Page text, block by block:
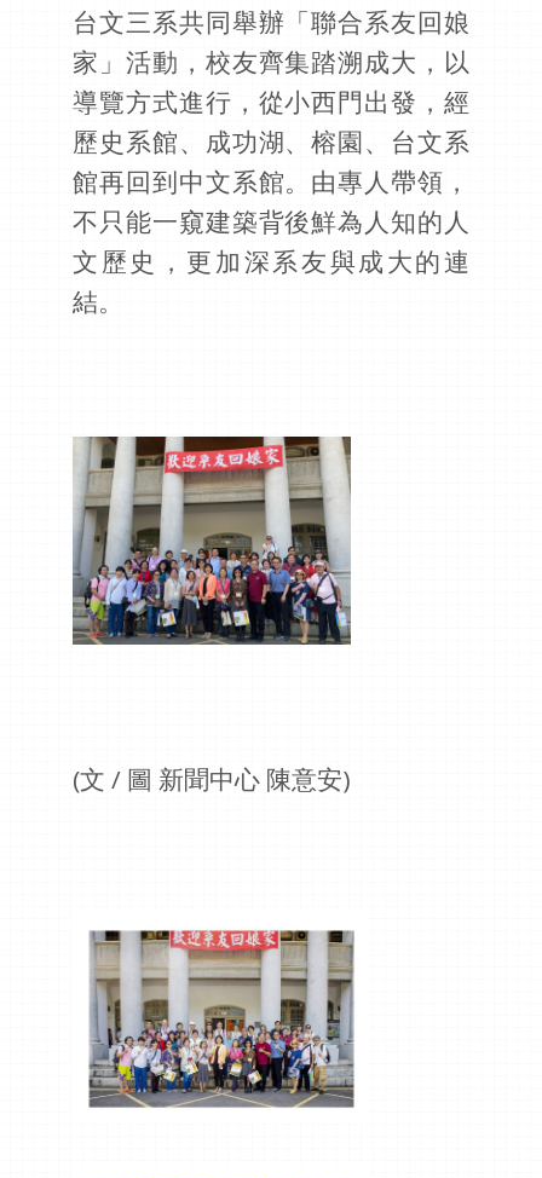
台文三系共同舉辦「聯合系友回娘
家」活動，校友齊集踏溯成大，以
導覽方式進行，從小西門出發，經
歷史系館、成功湖、榕園、台文系
館再回到中文系館。由專人帶領，
不只能一窺建築背後鮮為人知的人
文歷史，更加深系友與成大的連
結。
(文 / 圖 新聞中心 陳意安)